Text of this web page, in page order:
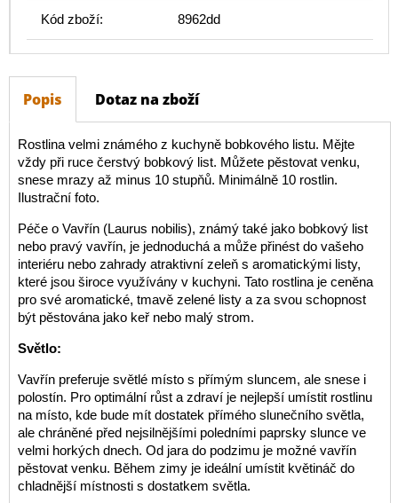
Kód zboží: 8962dd
Popis Dotaz na zboží
Rostlina velmi známého z kuchyně bobkového listu. Mějte
vždy při ruce čerstvý bobkový list. Můžete pěstovat venku,
snese mrazy až minus 10 stupňů. Minimálně 10 rostlin.
Ilustrační foto.
Péče o Vavřín (Laurus nobilis), známý také jako bobkový list
nebo pravý vavřín, je jednoduchá a může přinést do vašeho
interiéru nebo zahrady atraktivní zeleň s aromatickými listy,
které jsou široce využívány v kuchyni. Tato rostlina je ceněna
pro své aromatické, tmavě zelené listy a za svou schopnost
být pěstována jako keř nebo malý strom.
Světlo:
Vavřín preferuje světlé místo s přímým sluncem, ale snese i
polostín. Pro optimální růst a zdraví je nejlepší umístit rostlinu
na místo, kde bude mít dostatek přímého slunečního světla,
ale chráněné před nejsilnějšími poledními paprsky slunce ve
velmi horkých dnech. Od jara do podzimu je možné vavřín
pěstovat venku. Během zimy je ideální umístit květináč do
chladnější místnosti s dostatkem světla.